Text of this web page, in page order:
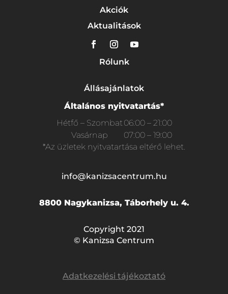
Akciók
Aktualitások
Rólunk
Állásajánlatok
Általános nyitvatartás*
Hétfő – Szombat06:00 – 21:00
Vasárnap
07:00 – 19:00
*Az üzletek nyitvatartása eltérő lehet.
info@kanizsacentrum.hu
8800 Nagykanizsa, Táborhely u. 4.
Copyright 2021
© Kanizsa Centrum
Adatkezelési tájékoztató